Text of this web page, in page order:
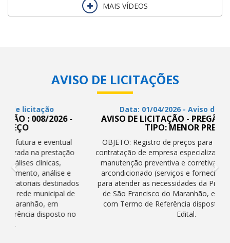
MAIS VÍDEOS
AVISO DE LICITAÇÕES
Data: 01/04/2026 - Aviso de licitação
AVISO DE LICITAÇÃO - PREGÃO : 007/2026 -
TIPO: MENOR PREÇO
OBJETO: Registro de preços para futura e eventual
contratação de empresa especializada nos serviços de
manutenção preventiva e corretiva de aparelhos de
arcondicionado (serviços e fornecimento de peças)
para atender as necessidades da Prefeitura Municipal
de São Francisco do Maranhão, em conformidade
com Termo de Referência disposto no Anexo I do